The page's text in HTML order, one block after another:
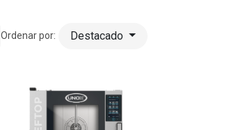
Ordenar por: Destacado